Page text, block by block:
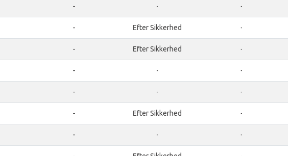
- - -
- Efter Sikkerhed -
- Efter Sikkerhed -
- - -
- - -
- Efter Sikkerhed -
- - -